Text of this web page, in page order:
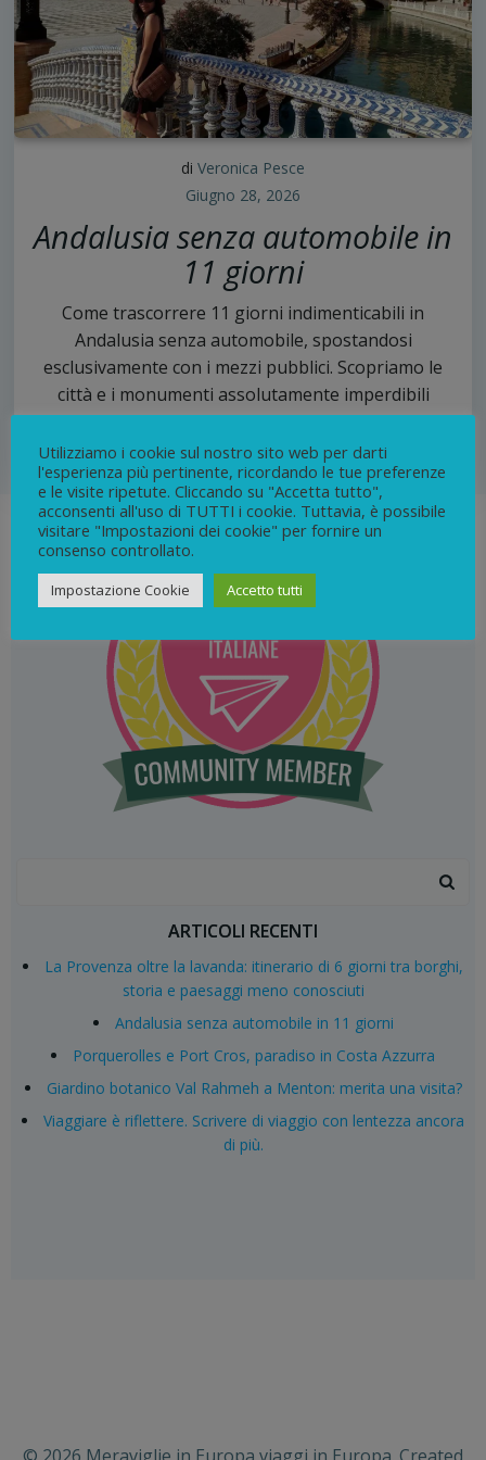
di Veronica Pesce
Giugno 28, 2026
Andalusia senza automobile in
11 giorni
Come trascorrere 11 giorni indimenticabili in
Andalusia senza automobile, spostandosi
esclusivamente con i mezzi pubblici. Scopriamo le
città e i monumenti assolutamente imperdibili
8 continua
ARTICOLI RECENTI
La Provenza oltre la lavanda: itinerario di 6 giorni tra borghi,
storia e paesaggi meno conosciuti
Andalusia senza automobile in 11 giorni
Porquerolles e Port Cros, paradiso in Costa Azzurra
Giardino botanico Val Rahmeh a Menton: merita una visita?
Viaggiare è riflettere. Scrivere di viaggio con lentezza ancora
di più.
Utilizziamo i cookie sul nostro sito web per darti
l'esperienza più pertinente, ricordando le tue preferenze
e le visite ripetute. Cliccando su "Accetta tutto",
acconsenti all'uso di TUTTI i cookie. Tuttavia, è possibile
visitare "Impostazioni dei cookie" per fornire un
consenso controllato.
Impostazione Cookie Accetto tutti